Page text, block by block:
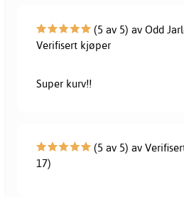
(5 av 5) av Odd
Verifisert kjøper
Super kurv!!
(5 av 5) av
17)